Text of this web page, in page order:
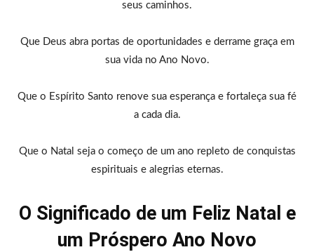
seus caminhos.
Que Deus abra portas de oportunidades e derrame graça em
sua vida no Ano Novo.
Que o Espírito Santo renove sua esperança e fortaleça sua fé
a cada dia.
Que o Natal seja o começo de um ano repleto de conquistas
espirituais e alegrias eternas.
O Significado de um Feliz Natal e
um Próspero Ano Novo